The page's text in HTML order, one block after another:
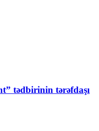
tədbirinin tərəfdaşı